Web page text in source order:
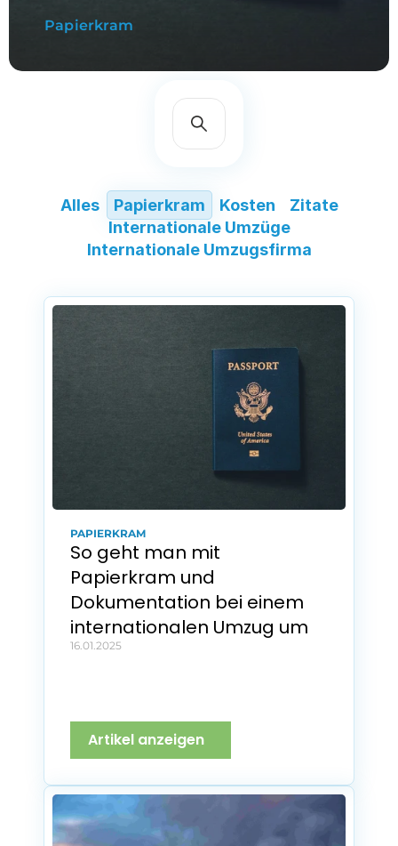
Papierkram
Alles Papierkram Kosten
Zitate
Internationale Umzüge
Internationale Umzugsfirma
PAPIERKRAM
So geht man mit
Papierkram und
Dokumentation bei einem
internationalen Umzug um
16.01.2025
Artikel anzeigen